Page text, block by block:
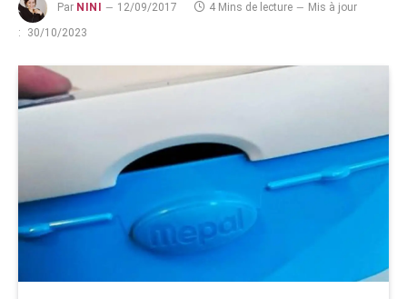
Par NINI 12/09/2017 4 Mins de lecture
Mis à jour
:
30/10/2023